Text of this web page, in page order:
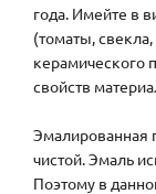
года. Имейте в
(томаты,
керамического
свойств
Эмалированная
чистой. Эмаль
Поэтому в